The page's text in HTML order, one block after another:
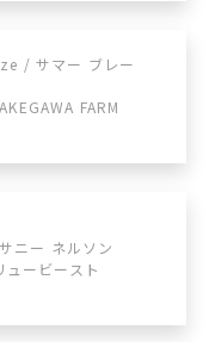
/ サマー ブレー
FARM
ニー ネルソン
ービースト